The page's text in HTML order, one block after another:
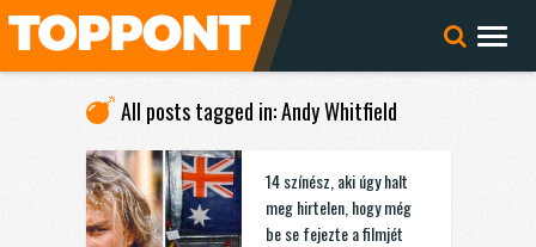
All posts tagged in: Andy Whitfield
14 színész, aki úgy halt
meg hirtelen, hogy még
be se fejezte a filmjét